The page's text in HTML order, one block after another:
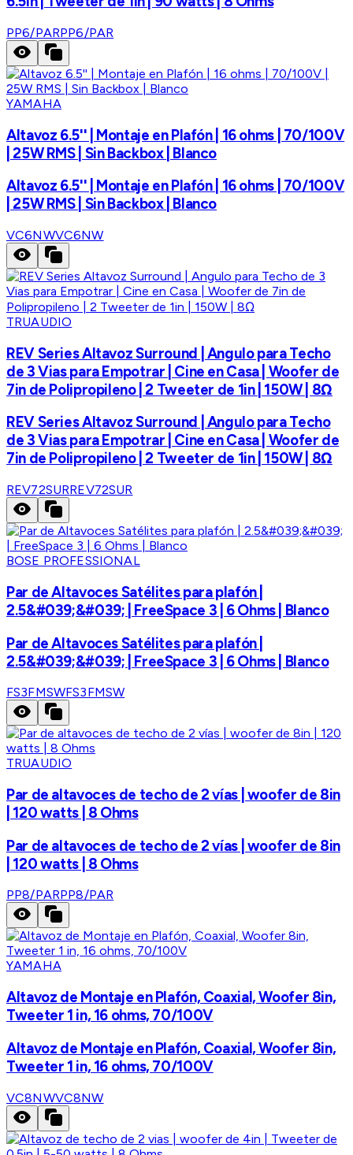
PP6/PARPP6/PAR
YAMAHA
Altavoz 6.5'' | Montaje en Plafón | 16 ohms | 70/100V
| 25W RMS | Sin Backbox | Blanco
Altavoz 6.5'' | Montaje en Plafón | 16 ohms | 70/100V
| 25W RMS | Sin Backbox | Blanco
VC6NWVC6NW
TRUAUDIO
REV Series Altavoz Surround | Angulo para Techo
de 3 Vias para Empotrar | Cine en Casa | Woofer de
7in de Polipropileno | 2 Tweeter de 1in | 150W | 8Ω
REV Series Altavoz Surround | Angulo para Techo
de 3 Vias para Empotrar | Cine en Casa | Woofer de
7in de Polipropileno | 2 Tweeter de 1in | 150W | 8Ω
REV72SURREV72SUR
BOSE PROFESSIONAL
Par de Altavoces Satélites para plafón |
2.5&#039;&#039; | FreeSpace 3 | 6 Ohms | Blanco
Par de Altavoces Satélites para plafón |
2.5&#039;&#039; | FreeSpace 3 | 6 Ohms | Blanco
FS3FMSWFS3FMSW
TRUAUDIO
Par de altavoces de techo de 2 vías | woofer de 8in
| 120 watts | 8 Ohms
Par de altavoces de techo de 2 vías | woofer de 8in
| 120 watts | 8 Ohms
PP8/PARPP8/PAR
YAMAHA
Altavoz de Montaje en Plafón, Coaxial, Woofer 8in,
Tweeter 1 in, 16 ohms, 70/100V
Altavoz de Montaje en Plafón, Coaxial, Woofer 8in,
Tweeter 1 in, 16 ohms, 70/100V
VC8NWVC8NW